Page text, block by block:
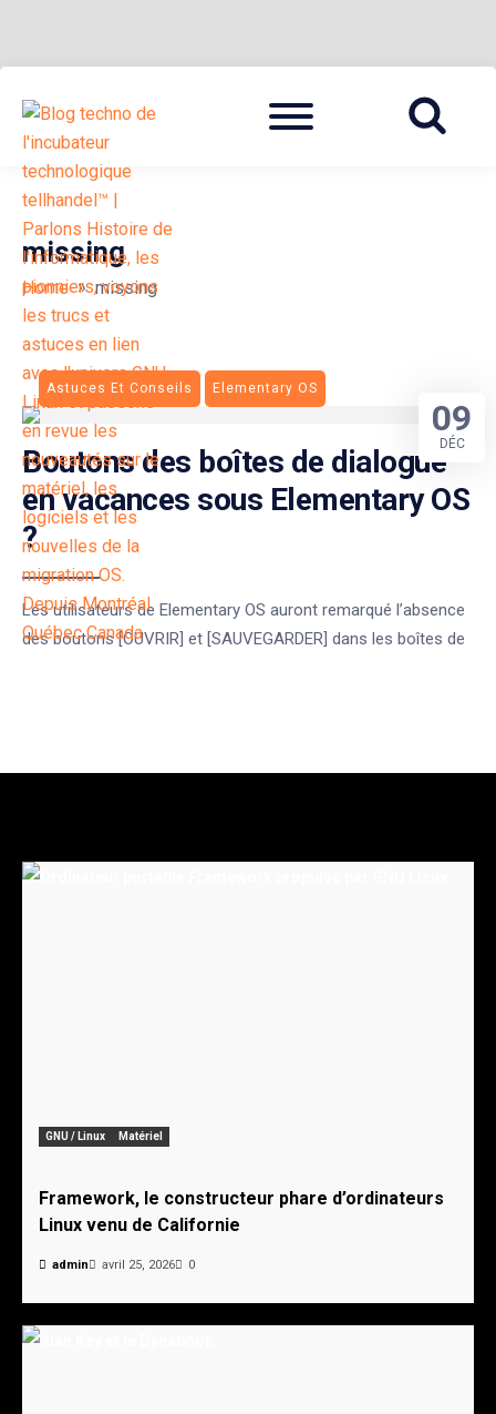
content
BLOG TECHNOLOGIQUE DU HUB | MIGRATION GNU LINUX
Menu
missing
Home»missing
Astuces Et Conseils Elementary OS
Boutons des boîtes de dialogue
en vacances sous Elementary OS
?
Les utilisateurs de Elementary OS auront remarqué l’absence
des boutons [OUVRIR] et [SAUVEGARDER] dans les boîtes de
09
DÉC
GNU / Linux Matériel
Framework, le constructeur phare d’ordinateurs
Linux venu de Californie
admin avril 25, 2026 0